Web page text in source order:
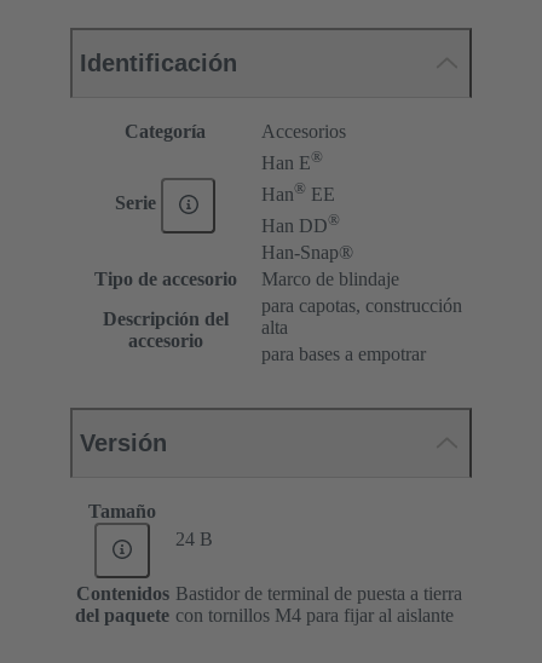
Identificación
Categoría Accesorios
Serie
Han E®
Han® EE
Han DD®
Han-Snap®
Tipo de accesorio
Marco de blindaje
Descripción del
accesorio
para capotas, construcción
alta
para bases a empotrar
Versión
Tamaño
24 B
Contenidos
del paquete
Bastidor de terminal de puesta a tierra
con tornillos M4 para fijar al aislante